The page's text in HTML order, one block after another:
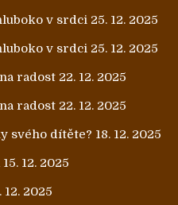
v srdci 25. 12. 2025
v srdci 25. 12. 2025
radost 22. 12. 2025
radost 22. 12. 2025
svého dítěte? 18. 12. 2025
15. 12. 2025
12. 2025